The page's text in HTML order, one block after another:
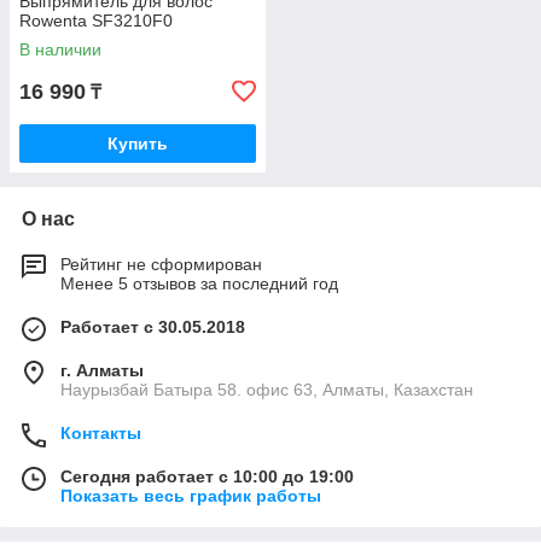
Rowenta SF3210F0
В наличии
16 990 ₸
Купить
О нас
Рейтинг не сформирован
Менее 5 отзывов за последний год
Работает с 30.05.2018
г. Алматы
Наурызбай Батыра 58. офис 63, Алматы, Казахстан
Контакты
Сегодня работает с 10:00 до 19:00
Показать весь график работы